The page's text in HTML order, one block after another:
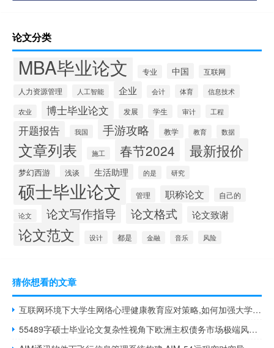
论文分类
MBA毕业论文 专业 中国
互联网
人力资源管理
人工智能 企业 会计 体育 信息技术
农业 博士毕业论文 发展 学生 审计 工程
开题报告 我国 手游攻略 教学 教育 数据
文章列表 施工 春节2024 最新报价
梦幻西游 浅谈 生活助理 的是 研究
硕士毕业论文 管理 职称论文 自己的
论文 论文写作指导 论文格式 论文致谢
论文范文 设计 都是 金融 音乐 风险
猜你想看的文章
互联网环境下大学生网络心理健康教育应对策略,如何加强大学生网络心理健康教育
55489字硕士毕业论文复杂性视角下欧洲主权债务市场极端风险溢出效应的实证研究